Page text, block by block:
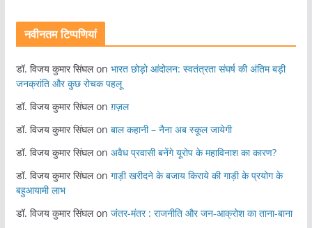
नवीनतम टिप्पणियां
डॉ. विजय कुमार सिंघलon भारत छोड़ो आंदोलन: स्वतंत्रता संघर्ष की अंतिम बड़ी
जनक्रांति और कुछ रोचक पहलू
डॉ. विजय कुमार सिंघलon ग़ज़ल
डॉ. विजय कुमार सिंघलon बाल कहानी – नैना अब स्कूल जायेगी
डॉ. विजय कुमार सिंघलon अवैध प्रवासी बनेंगे यूरोप के महाविनाश का कारण?
डॉ. विजय कुमार सिंघलon गाड़ी खरीदने के बजाय किराये की गाड़ी के प्रयोग के
बहुआयामी लाभ
डॉ. विजय कुमार सिंघलon जंतर-मंतर : राजनीति और जन-आक्रोश का ताना-बाना